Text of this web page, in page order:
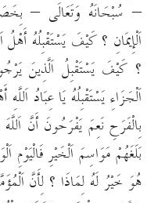
– سُبْحَانَهُ وَتَعَالَى –
اَلْإِيمَانِ ؟ كَيْفَ يَسْتَقْبِلُهُ
؟ كَيْفَ يَسْتَقْبِلُ اَلَّذِينَ
اَلْجَزَاءِ يَسْتَقْبِلُهُ يَا عِبَادُ اَللَّهِ
بِالْفَرَحِ نَعِمَ يَفْرَحُونَ أَنَّ
بَلَغَهُمْ مَوَاسِمَ اَلْخَيْرِ فَالْيَوْمِ
هُوَ خَيْرُ لَهُ لِمَاذَا ؟ لِأَنَّ